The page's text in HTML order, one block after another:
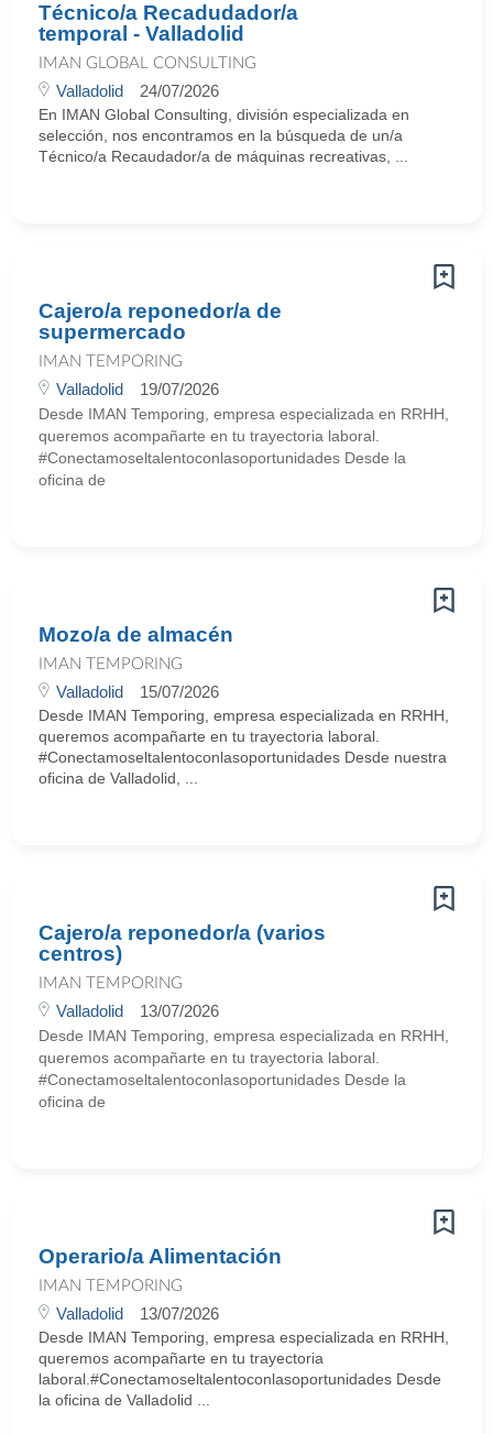
Técnico/a Recadudador/a
temporal - Valladolid
IMAN GLOBAL CONSULTING
Valladolid 24/07/2026
En IMAN Global Consulting, división especializada en
selección, nos encontramos en la búsqueda de un/a
Técnico/a Recaudador/a de máquinas recreativas, ...
Cajero/a reponedor/a de
supermercado
IMAN TEMPORING
Valladolid 19/07/2026
Desde IMAN Temporing, empresa especializada en RRHH,
queremos acompañarte en tu trayectoria laboral.
#Conectamoseltalentoconlasoportunidades Desde la
oficina de
Mozo/a de almacén
IMAN TEMPORING
Valladolid 15/07/2026
Desde IMAN Temporing, empresa especializada en RRHH,
queremos acompañarte en tu trayectoria laboral.
#Conectamoseltalentoconlasoportunidades Desde nuestra
oficina de Valladolid, ...
Cajero/a reponedor/a (varios
centros)
IMAN TEMPORING
Valladolid 13/07/2026
Desde IMAN Temporing, empresa especializada en RRHH,
queremos acompañarte en tu trayectoria laboral.
#Conectamoseltalentoconlasoportunidades Desde la
oficina de
Operario/a Alimentación
IMAN TEMPORING
Valladolid 13/07/2026
Desde IMAN Temporing, empresa especializada en RRHH,
queremos acompañarte en tu trayectoria
laboral.#Conectamoseltalentoconlasoportunidades Desde
la oficina de Valladolid ...